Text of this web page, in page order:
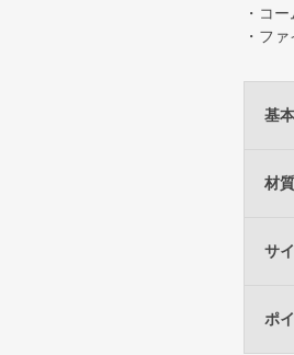
・コ
・フ
基
材質
サ
ポ